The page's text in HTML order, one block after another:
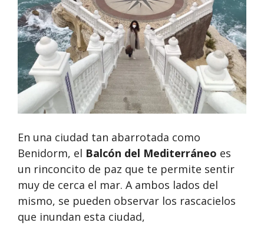
En una ciudad tan abarrotada como
Benidorm, el Balcón del Mediterráneo es
un rinconcito de paz que te permite sentir
muy de cerca el mar. A ambos lados del
mismo, se pueden observar los rascacielos
que inundan esta ciudad,